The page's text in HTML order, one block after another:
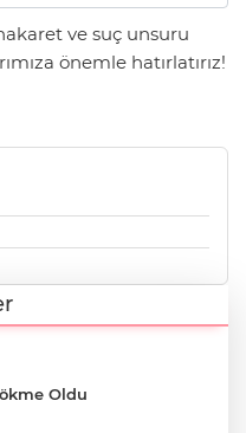
ve suç unsuru
önemle hatırlatırız!
Oldu